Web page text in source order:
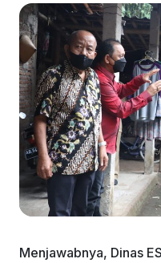
Menjawabnya, Dinas